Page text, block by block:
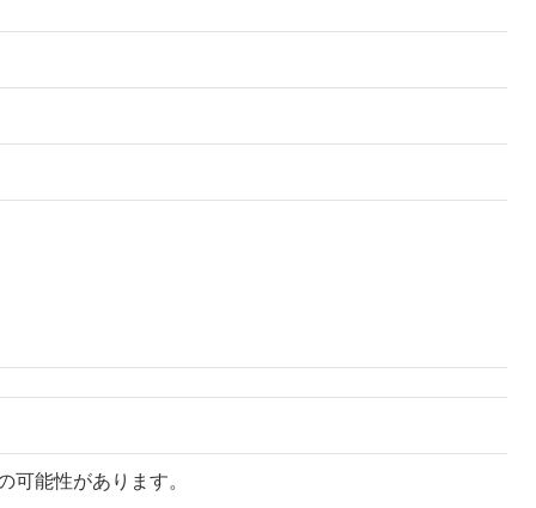
可能性があります。